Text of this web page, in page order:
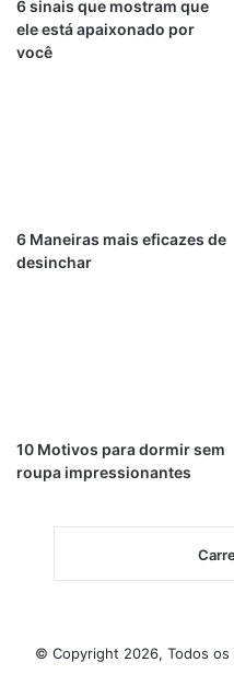
6 sinais que mostram que
ele está apaixonado por
você
6 Maneiras mais eficazes de
desinchar
10 Motivos para dormir sem
roupa impressionantes
© Copyright 2026, Todos